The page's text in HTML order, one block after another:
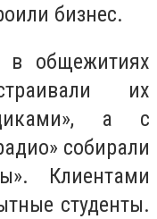
бизнес.
общежитиях
их
а с
собирали
Клиентами
студенты.